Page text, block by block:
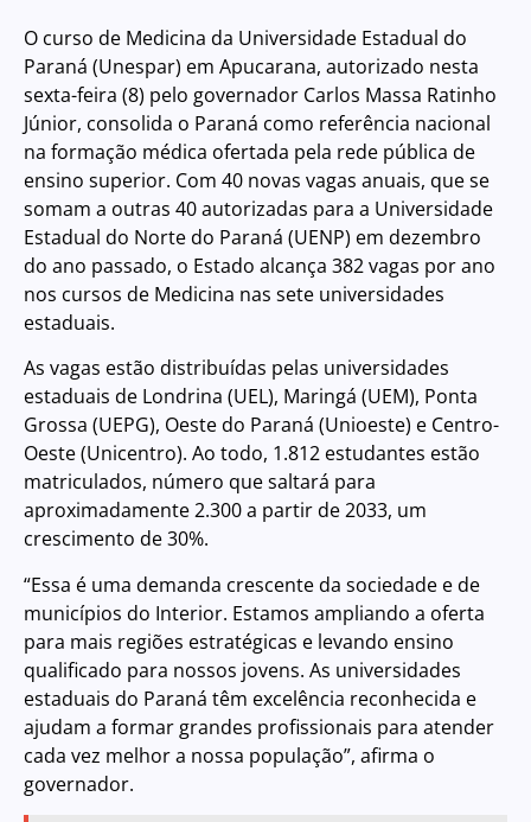
O curso de Medicina da Universidade Estadual do
Paraná (Unespar) em Apucarana, autorizado nesta
sexta-feira (8) pelo governador Carlos Massa Ratinho
Júnior, consolida o Paraná como referência nacional
na formação médica ofertada pela rede pública de
ensino superior. Com 40 novas vagas anuais, que se
somam a outras 40 autorizadas para a Universidade
Estadual do Norte do Paraná (UENP) em dezembro
do ano passado, o Estado alcança 382 vagas por ano
nos cursos de Medicina nas sete universidades
estaduais.
As vagas estão distribuídas pelas universidades
estaduais de Londrina (UEL), Maringá (UEM), Ponta
Grossa (UEPG), Oeste do Paraná (Unioeste) e Centro-
Oeste (Unicentro). Ao todo, 1.812 estudantes estão
matriculados, número que saltará para
aproximadamente 2.300 a partir de 2033, um
crescimento de 30%.
“Essa é uma demanda crescente da sociedade e de
municípios do Interior. Estamos ampliando a oferta
para mais regiões estratégicas e levando ensino
qualificado para nossos jovens. As universidades
estaduais do Paraná têm excelência reconhecida e
ajudam a formar grandes profissionais para atender
cada vez melhor a nossa população”, afirma o
governador.